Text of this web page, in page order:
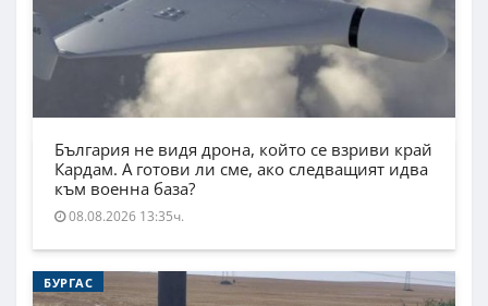
България не видя дрона, който се взриви край
Кардам. А готови ли сме, ако следващият идва
към военна база?
08.08.2026 13:35ч.
БУРГАС